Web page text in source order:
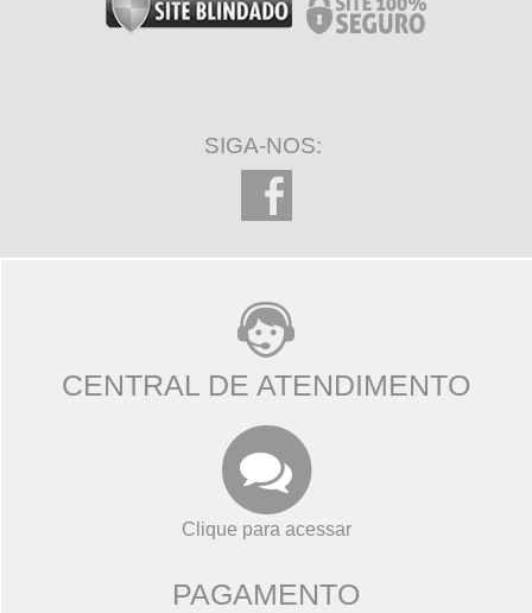
SIGA-NOS:
CENTRAL DE ATENDIMENTO
Clique para acessar
PAGAMENTO